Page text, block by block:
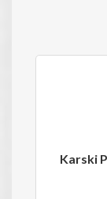
Karski